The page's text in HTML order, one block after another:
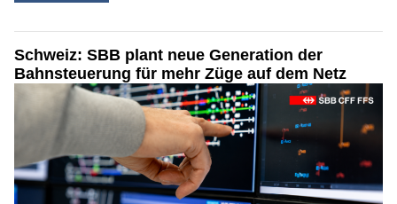
Schweiz: SBB plant neue Generation der
Bahnsteuerung für mehr Züge auf dem Netz